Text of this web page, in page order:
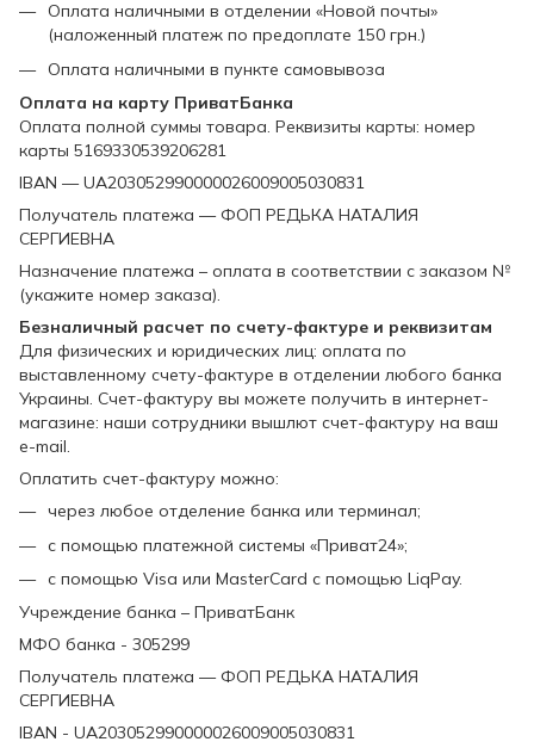
Оплата наличными в отделении «Новой почты»
(наложенный платеж по предоплате 150 грн.)
Оплата наличными в пункте самовывоза
Оплата на карту ПриватБанка
Оплата полной суммы товара. Реквизиты карты: номер
карты 5169330539206281
IBAN — UA203052990000026009005030831
Получатель платежа — ФОП РЕДЬКА НАТАЛИЯ
СЕРГИЕВНА
Назначение платежа – оплата в соответствии с заказом №
(укажите номер заказа).
Безналичный расчет по счету-фактуре и реквизитам
Для физических и юридических лиц: оплата по
выставленному счету-фактуре в отделении любого банка
Украины. Счет-фактуру вы можете получить в интернет-
магазине: наши сотрудники вышлют счет-фактуру на ваш
e-mail.
Оплатить счет-фактуру можно:
через любое отделение банка или терминал;
с помощью платежной системы «Приват24»;
с помощью Visa или MasterCard с помощью LiqPay.
Учреждение банка – ПриватБанк
МФО банка - 305299
Получатель платежа — ФОП РЕДЬКА НАТАЛИЯ
СЕРГИЕВНА
IBAN - UA203052990000026009005030831